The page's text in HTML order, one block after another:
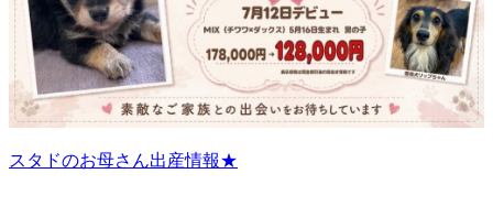
スタドのお母さん出産情報★